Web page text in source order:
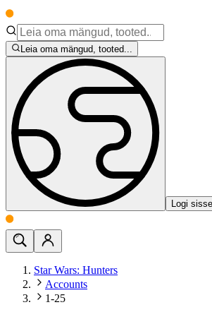
Leia oma mängud, tooted...
Logi sisse
Star Wars: Hunters
Accounts
1-25